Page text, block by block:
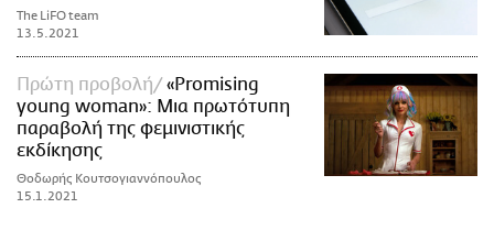
The LiFO team
13.5.2021
Πρώτη προβολή
«Promising
young woman»: Μια πρωτότυπη
παραβολή της φεμινιστικής
εκδίκησης
Θοδωρής Κουτσογιαννόπουλος
15.1.2021